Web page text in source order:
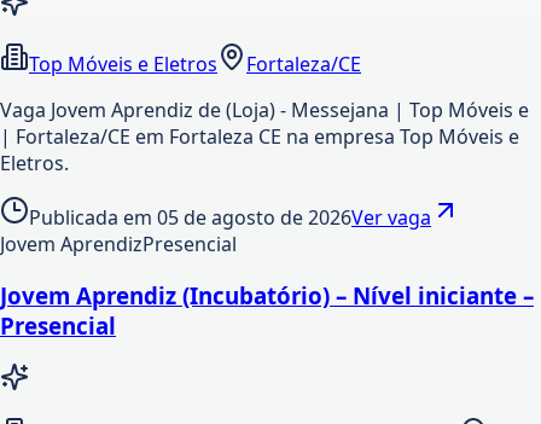
Top Móveis e Eletros
Fortaleza/CE
Vaga Jovem Aprendiz de (Loja) - Messejana | Top Móveis e
| Fortaleza/CE em Fortaleza CE na empresa Top Móveis e
Eletros.
Publicada em 05 de agosto de 2026Ver vaga
Jovem AprendizPresencial
Jovem Aprendiz (Incubatório) – Nível iniciante –
Presencial